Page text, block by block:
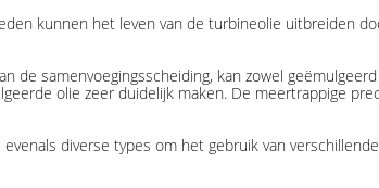
kunnen het leven van de turbineolie uitbreiden
de samenvoegingsscheiding, kan zowel
olie zeer duidelijk maken. De meertrappige
diverse types om het gebruik van